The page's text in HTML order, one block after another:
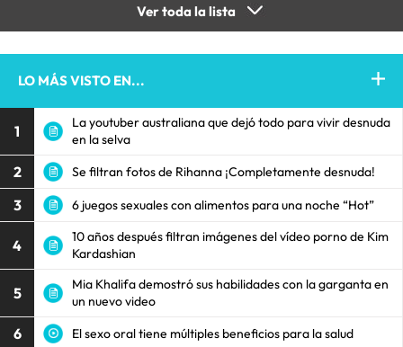
Ver toda la lista
LO MÁS VISTO EN...
1
La youtuber australiana que dejó todo para vivir desnuda
en la selva
2 Se filtran fotos de Rihanna ¡Completamente desnuda!
3 6 juegos sexuales con alimentos para una noche “Hot”
4
10 años después filtran imágenes del vídeo porno de Kim
Kardashian
5
Mia Khalifa demostró sus habilidades con la garganta en
un nuevo video
6 El sexo oral tiene múltiples beneficios para la salud